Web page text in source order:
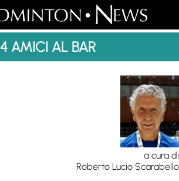
4 AMICI AL BAR
a cura di
Roberto Lucio Scarabello